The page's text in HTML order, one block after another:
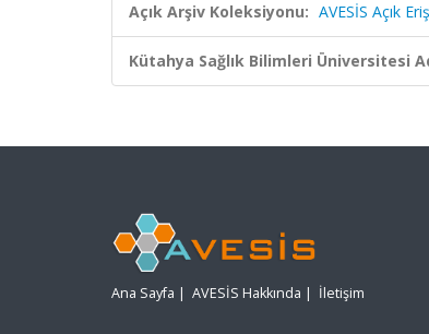
Açık Arşiv Koleksiyonu: AVESİS Açık
Kütahya Sağlık Bilimleri Üniversitesi
Ana Sayfa | AVESİS Hakkında | İletişim